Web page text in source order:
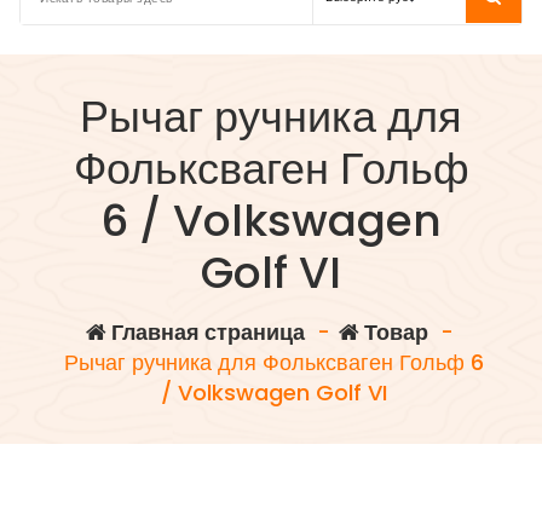
Рычаг ручника для
Фольксваген Гольф
6 / Volkswagen
Golf VI
Главная страница- Товар-
Рычаг ручника для Фольксваген Гольф 6
/ Volkswagen Golf VI